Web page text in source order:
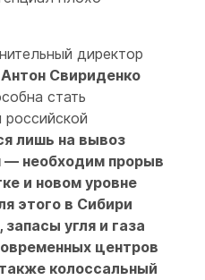
директор
Антон Свириденко
стать
лишь на вывоз
— необходим прорыв
и новом уровне
этого в Сибири
угля и газа
центров
колоссальный